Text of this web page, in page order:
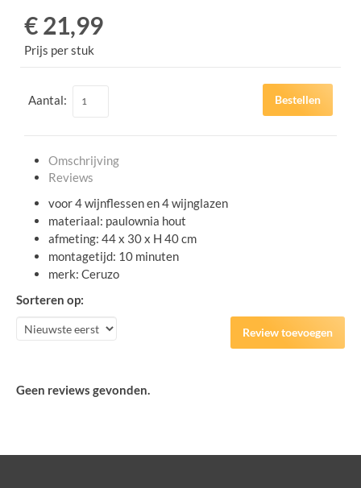
€ 21,99
Prijs per stuk
Aantal: Bestellen
Omschrijving
Reviews
voor 4 wijnflessen en 4 wijnglazen
materiaal: paulownia hout
afmeting: 44 x 30 x H 40 cm
montagetijd: 10 minuten
merk: Ceruzo
Sorteren op:
Review toevoegen
Geen reviews gevonden.